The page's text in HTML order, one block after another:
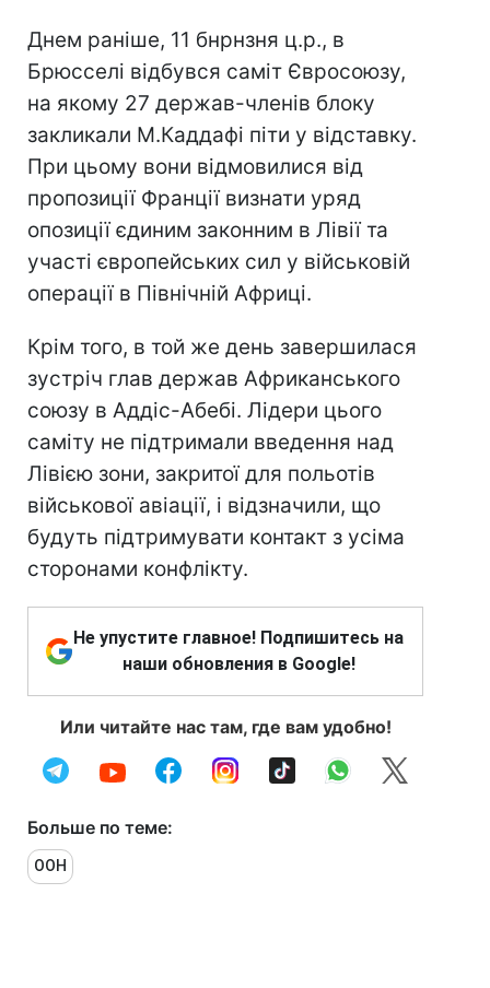
Днем раніше, 11 бнрнзня ц.р., в
Брюсселі відбувся саміт Євросоюзу,
на якому 27 держав-членів блоку
закликали М.Каддафі піти у відставку.
При цьому вони відмовилися від
пропозиції Франції визнати уряд
опозиції єдиним законним в Лівії та
участі європейських сил у військовій
операції в Північній Африці.
Крім того, в той же день завершилася
зустріч глав держав Африканського
союзу в Аддіс-Абебі. Лідери цього
саміту не підтримали введення над
Лівією зони, закритої для польотів
військової авіації, і відзначили, що
будуть підтримувати контакт з усіма
сторонами конфлікту.
Не упустите главное! Подпишитесь на
наши обновления в Google!
Или читайте нас там, где вам удобно!
Больше по теме:
ООН